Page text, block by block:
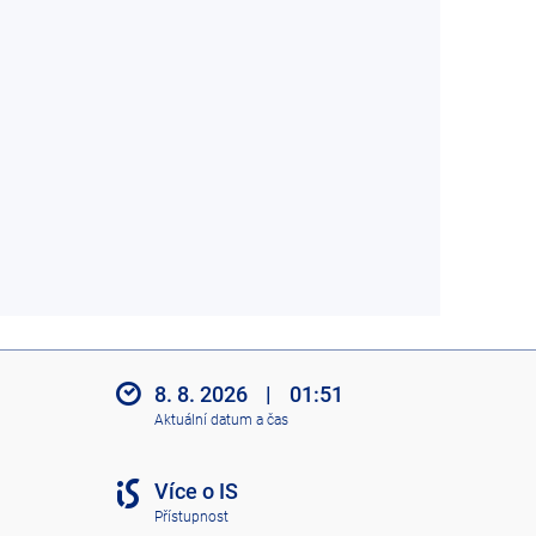
8. 8. 2026 | 01:51
Aktuální datum a čas
Více o IS
Přístupnost